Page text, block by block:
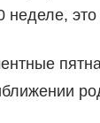
неделе,